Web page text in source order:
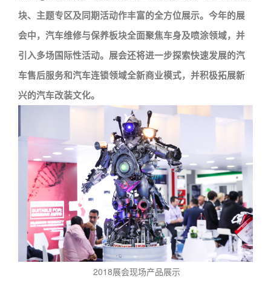
块、主题专区及同期活动作丰富的全方位展示。今年的展
会中，汽车维修与保养板块全面聚焦车身及喷涂领域，并
引入多场国际性活动。展会还将进一步探索快速发展的汽
车售后服务和汽车连锁领域全新商业模式，并积极拓展新
兴的汽车改装文化。
2018展会现场产品展示